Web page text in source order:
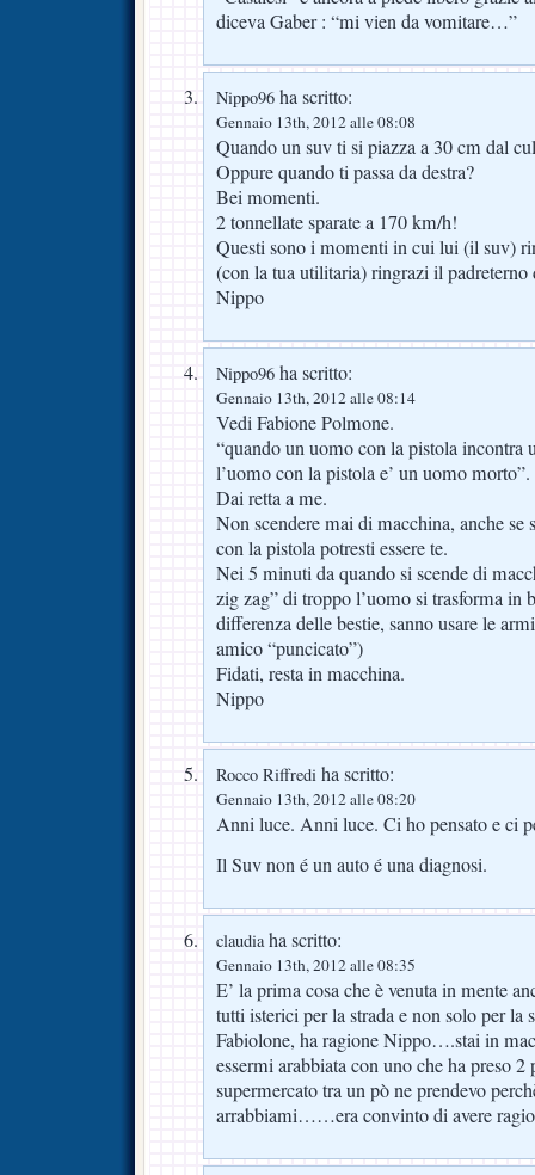
diceva Gaber : “mi vien da vomitare…”
Nippo96 ha scritto:
Gennaio 13th, 2012 alle 08:08
Quando un suv ti si piazza a 30 cm dal
Oppure quando ti passa da destra?
Bei momenti.
2 tonnellate sparate a 170 km/h!
Questi sono i momenti in cui lui (il suv)
(con la tua utilitaria) ringrazi il padreterno
Nippo
Nippo96 ha scritto:
Gennaio 13th, 2012 alle 08:14
Vedi Fabione Polmone.
“quando un uomo con la pistola
l’uomo con la pistola e’ un uomo morto”.
Dai retta a me.
Non scendere mai di macchina, anche se
con la pistola potresti essere te.
Nei 5 minuti da quando si scende di
zig zag” di troppo l’uomo si trasforma in
differenza delle bestie, sanno usare le
amico “puncicato”)
Fidati, resta in macchina.
Nippo
Rocco Riffredi ha scritto:
Gennaio 13th, 2012 alle 08:20
Anni luce. Anni luce. Ci ho pensato e ci
Il Suv non é un auto é una diagnosi.
claudiaha scritto:
Gennaio 13th, 2012 alle 08:35
E’ la prima cosa che è venuta in mente
tutti isterici per la strada e non solo per la
Fabiolone, ha ragione Nippo….stai in
essermi arabbiata con uno che ha preso
supermercato tra un pò ne prendevo
arrabbiami……era convinto di avere